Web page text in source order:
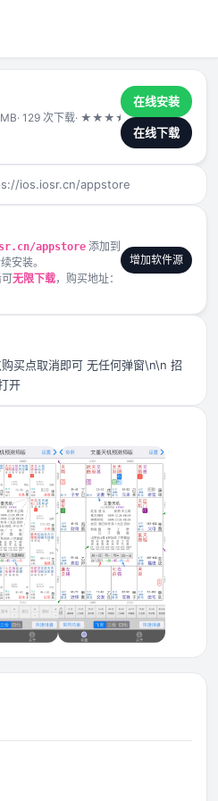
· 129 次下载· ★ ★ ★ ★★
2025-07-07
在线安装
在线下载
ios.iosr.cn/appstore
appstore 添加到
安装。
可无限下载，购买地址：
增加软件源
买点取消即可 无任何弹窗\n\n 招
开